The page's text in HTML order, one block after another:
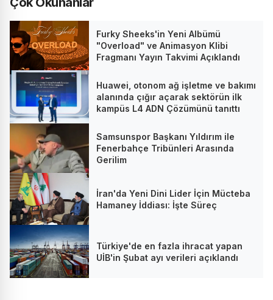
Furky Sheeks'in Yeni Albümü
"Overload" ve Animasyon Klibi
Fragmanı Yayın Takvimi Açıklandı
Huawei, otonom ağ işletme ve bakımı
alanında çığır açarak sektörün ilk
kampüs L4 ADN Çözümünü tanıttı
Samsunspor Başkanı Yıldırım ile
Fenerbahçe Tribünleri Arasında
Gerilim
İran'da Yeni Dini Lider İçin Mücteba
Hamaney İddiası: İşte Süreç
Türkiye'de en fazla ihracat yapan
UİB'in Şubat ayı verileri açıklandı